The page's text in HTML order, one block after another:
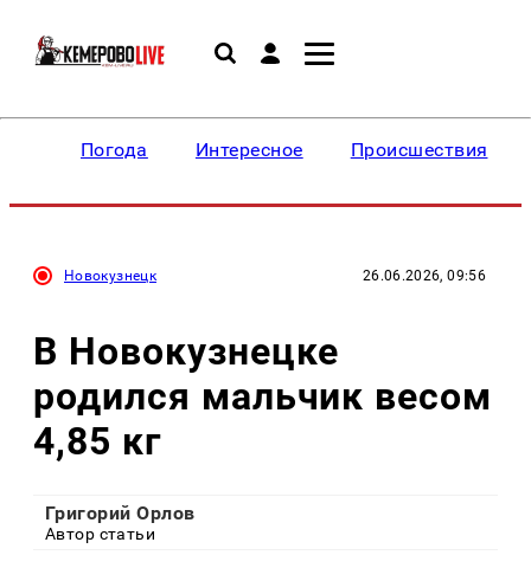
Погода Интересное Происшествия
Новокузнецк 26.06.2026, 09:56
В Новокузнецке
родился мальчик весом
4,85 кг
Григорий Орлов
Автор статьи